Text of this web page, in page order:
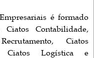
é formado
Ciatos Contabilidade,
Ciatos
Ciatos Logística e